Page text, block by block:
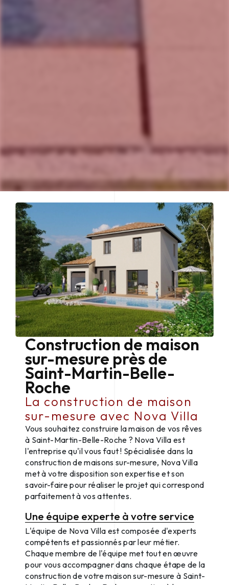
Construction de maison
sur-mesure près de
Saint-Martin-Belle-
Roche
La construction de maison
sur-mesure avec Nova Villa
Vous souhaitez construire la maison de vos rêves
à Saint-Martin-Belle-Roche ? Nova Villa est
l'entreprise qu'il vous faut ! Spécialisée dans la
construction de maisons sur-mesure, Nova Villa
met à votre disposition son expertise et son
savoir-faire pour réaliser le projet qui correspond
parfaitement à vos attentes.
Une équipe experte à votre service
L'équipe de Nova Villa est composée d'experts
compétents et passionnés par leur métier.
Chaque membre de l'équipe met tout en œuvre
pour vous accompagner dans chaque étape de la
construction de votre maison sur-mesure à Saint-